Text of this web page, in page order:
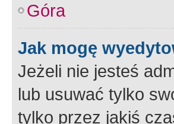
Góra
Jak mogę
Jeżeli nie jesteś
lub usuwać tylko
tylko przez jakiś